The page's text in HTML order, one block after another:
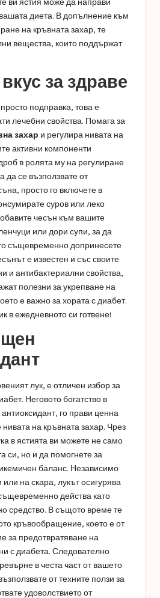
диета. В допълнение към
на кръвната захар, те
вещества, които поддържат
за здраве
подправка, това е
лечебни свойства. Помага за
захар и регулира нивата на
активни компоненти
в ролята му на регулиране
да се възползвате от
просто го включете в
суров или леко
чесън към вашите
или дори супи, за да
същевременно допринесете
е известен и със своите
и антибактериални свойства,
полезни за укрепване на
е важно за хората с диабет.
в ежедневното си готвене!
лук, е отличен избор за
Неговото богатство в
антиоксидант, го прави ценна
на кръвната захар. Чрез
в ястията ви можете не само
си, но и да помогнете за
баланс. Независимо
на скара, лукът осигурява
действа като
средство. В същото време те
кръвообращение, което е от
за предотвратяване на
с диабета. Следователно
в честа част от вашето
от техните ползи за
удоволствието от